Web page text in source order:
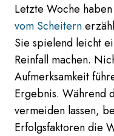
Letzte Woche
vom Scheitern
Sie spielend leicht
Reinfall machen.
Aufmerksamkeit
Ergebnis. Während
vermeiden lassen,
Erfolgsfaktoren die